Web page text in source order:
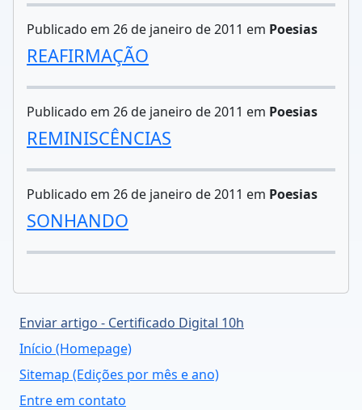
Publicado em 26 de janeiro de 2011 em Poesias
REAFIRMAÇÃO
Publicado em 26 de janeiro de 2011 em Poesias
REMINISCÊNCIAS
Publicado em 26 de janeiro de 2011 em Poesias
SONHANDO
Enviar artigo - Certificado Digital 10h
Início (Homepage)
Sitemap (Edições por mês e ano)
Entre em contato